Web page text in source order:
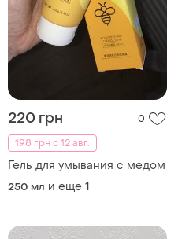
220 грн
0
198 грн с 12 авг.
Гель для умывания с медом
250 мл и еще 1